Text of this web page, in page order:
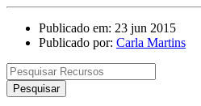
Publicado em: 23 jun 2015
Publicado por: Carla Martins
Pesquisar